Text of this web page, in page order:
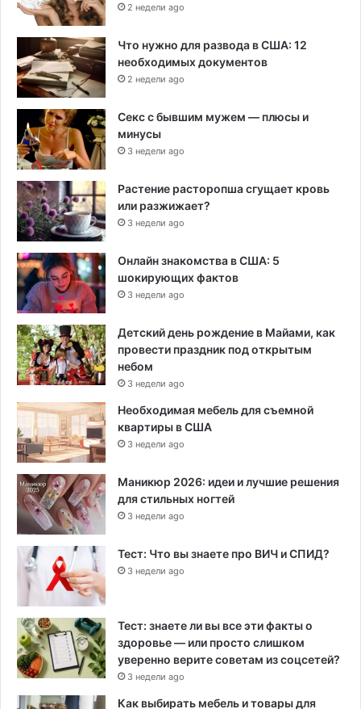
2 недели ago
Что нужно для развода в США: 12
необходимых документов
2 недели ago
Секс с бывшим мужем — плюсы и
минусы
3 недели ago
Растение расторопша сгущает кровь
или разжижает?
3 недели ago
Онлайн знакомства в США: 5
шокирующих фактов
3 недели ago
Детский день рождение в Майами, как
провести праздник под открытым
небом
3 недели ago
Необходимая мебель для съемной
квартиры в США
3 недели ago
Маникюр 2026: идеи и лучшие решения
для стильных ногтей
3 недели ago
Тест: Что вы знаете про ВИЧ и СПИД?
3 недели ago
Тест: знаете ли вы все эти факты о
здоровье — или просто слишком
уверенно верите советам из соцсетей?
3 недели ago
Как выбирать мебель и товары для